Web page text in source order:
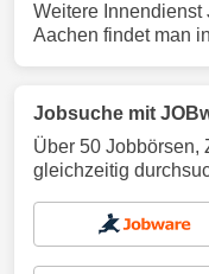
Weitere Innendienst
Aachen findet man in
Jobsuche mit
Über 50 Jobbörsen,
gleichzeitig